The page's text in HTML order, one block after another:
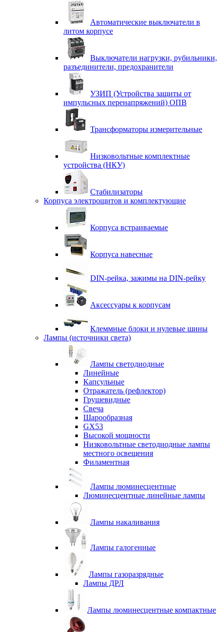
Автоматические выключатели в
литом корпусе
Выключатели нагрузки, рубильники,
разъединители, предохранители
УЗИП (Устройства защиты от
импульсных перенапряжений) ОПВ
Трансформаторы измерительные
Низковольтные комплектные
устройства (НКУ)
Стабилизаторы
Корпуса электрощитов и комплектующие
Корпуса встраиваемые
Корпуса навесные
DIN-рейка, зажимы на DIN-рейку
Аксессуары к корпусам
Клеммные блоки и нулевые шины
Лампы (источники света)
Лампы светодиодные
Линейные
Капсульные
Отражатель (рефлектор)
Грушевидные
Свеча
Шарообразная
GX53
Высокой мощности
Низковольтные светодиодные лампы
местного освещения
Филаментная
Лампы люминесцентные
Люминесцентные линейные лампы
Лампы накаливания
Лампы галогенные
Лампы газоразрядные
Лампы ДРЛ
Лампы люминесцентные компактные